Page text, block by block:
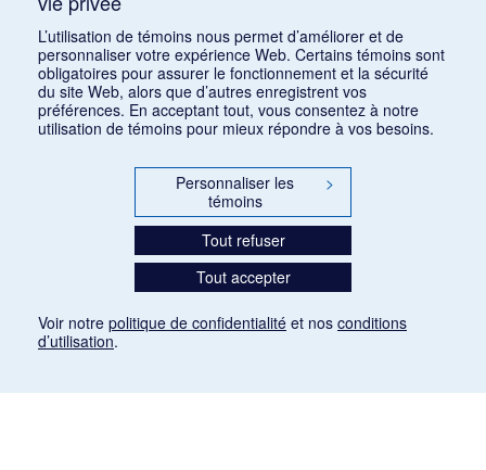
L’utilisation de témoins nous permet d’améliorer et de
personnaliser votre expérience Web. Certains témoins sont
obligatoires pour assurer le fonctionnement et la sécurité
du site Web, alors que d’autres enregistrent vos
préférences. En acceptant tout, vous consentez à notre
utilisation de témoins pour mieux répondre à vos besoins.
Personnaliser les
témoins
>
Tout refuser
Tout accepter
Voir notre politique de confidentialité et nos conditions
d’utilisation.